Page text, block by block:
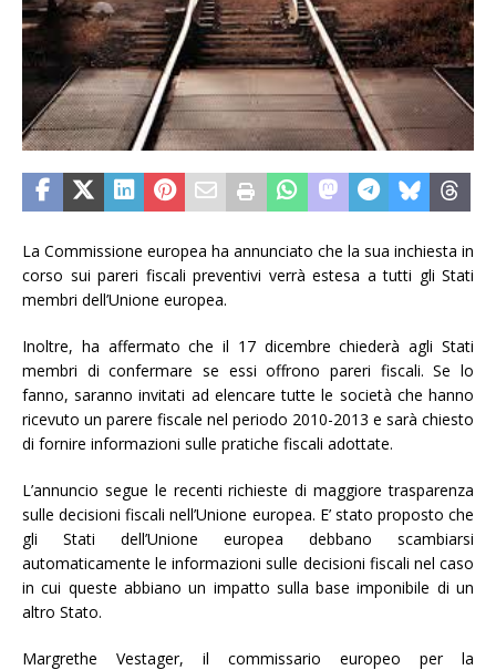
La Commissione europea ha annunciato che la sua inchiesta in
corso sui pareri fiscali preventivi verrà estesa a tutti gli Stati
membri dell’Unione europea.
Inoltre, ha affermato che il 17 dicembre chiederà agli Stati
membri di confermare se essi offrono pareri fiscali. Se lo
fanno, saranno invitati ad elencare tutte le società che hanno
ricevuto un parere fiscale nel periodo 2010-2013 e sarà chiesto
di fornire informazioni sulle pratiche fiscali adottate.
L’annuncio segue le recenti richieste di maggiore trasparenza
sulle decisioni fiscali nell’Unione europea. E’ stato proposto che
gli Stati dell’Unione europea debbano scambiarsi
automaticamente le informazioni sulle decisioni fiscali nel caso
in cui queste abbiano un impatto sulla base imponibile di un
altro Stato.
Margrethe Vestager, il commissario europeo per la